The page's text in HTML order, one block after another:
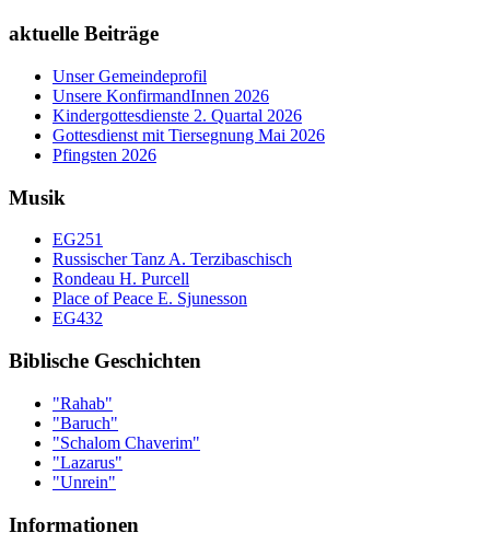
aktuelle Beiträge
Unser Gemeindeprofil
Unsere KonfirmandInnen 2026
Kindergottesdienste 2. Quartal 2026
Gottesdienst mit Tiersegnung Mai 2026
Pfingsten 2026
Musik
EG251
Russischer Tanz A. Terzibaschisch
Rondeau H. Purcell
Place of Peace E. Sjunesson
EG432
Biblische Geschichten
"Rahab"
"Baruch"
"Schalom Chaverim"
"Lazarus"
"Unrein"
Informationen